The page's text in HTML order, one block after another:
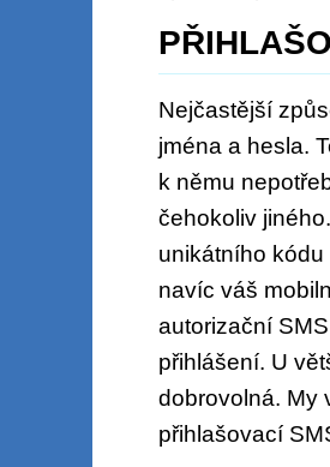
Nejčastější
jména a hesla.
k němu
čehokoliv
unikátního
navíc váš
autorizační
přihlášení. U
dobrovolná. My
přihlašovací